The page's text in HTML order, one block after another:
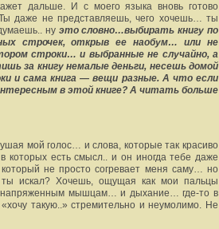
дальше. И с моего языка вновь готово
даже не представляешь, чего хочешь… ты
ну это словно…выбирать книгу по
строчек, открыв ее наобум… или не
строки… и выбранные не случайно, а
за книгу немалые деньги, несешь домой
и сама книга — вещи разные. А что если
в этой книге? А читать больше
мой голос… и слова, которые так красиво
которых есть смысл.. и он иногда тебе даже
не просто согревает меня саму… но
искал? Хочешь, ощущая как мои пальцы
напряженным мышцам… и дыхание… где-то в
такую..» стремительно и неумолимо. Не